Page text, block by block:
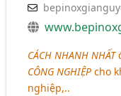
CÁCH NHANH NHẤT
CÔNG NGHIỆP cho
nghiệp,..